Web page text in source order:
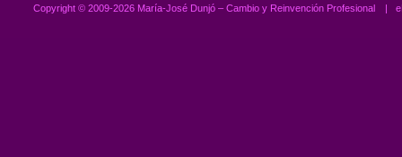
Copyright © 2009-2026 María-José Dunjó – Cambio y Reinvención Profesional |